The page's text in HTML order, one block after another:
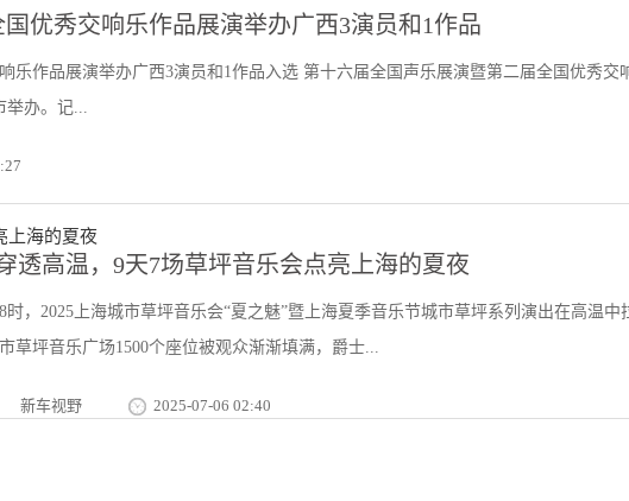
优秀交响乐作品展演举办广西3演员和1作品
乐作品展演举办广西3演员和1作品入选 第十六届全国声乐展演暨第二届全国优秀交
举办。记...
透高温，9天7场草坪音乐会点亮上海的夏夜
时，2025上海城市草坪音乐会“夏之魅”暨上海夏季音乐节城市草坪系列演出在高温中
草坪音乐广场1500个座位被观众渐渐填满，爵士...
新车视野 2025-07-06 02:40